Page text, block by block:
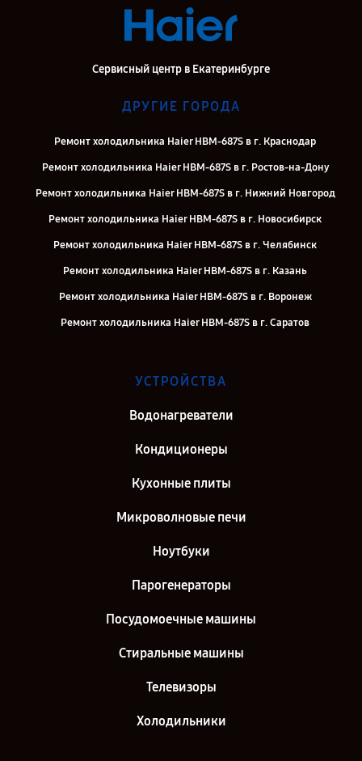
Сервисный центр в Екатеринбурге
ДРУГИЕ ГОРОДА
Ремонт холодильника Haier HBM-687S в г. Краснодар
Ремонт холодильника Haier HBM-687S в г. Ростов-на-Дону
Ремонт холодильника Haier HBM-687S в г. Нижний Новгород
Ремонт холодильника Haier HBM-687S в г. Новосибирск
Ремонт холодильника Haier HBM-687S в г. Челябинск
Ремонт холодильника Haier HBM-687S в г. Казань
Ремонт холодильника Haier HBM-687S в г. Воронеж
Ремонт холодильника Haier HBM-687S в г. Саратов
Ремонт холодильника Haier HBM-687S в г. Киров
УСТРОЙСТВА
Водонагреватели
Кондиционеры
Кухонные плиты
Микроволновые печи
Ноутбуки
Парогенераторы
Посудомоечные машины
Стиральные машины
Телевизоры
Холодильники